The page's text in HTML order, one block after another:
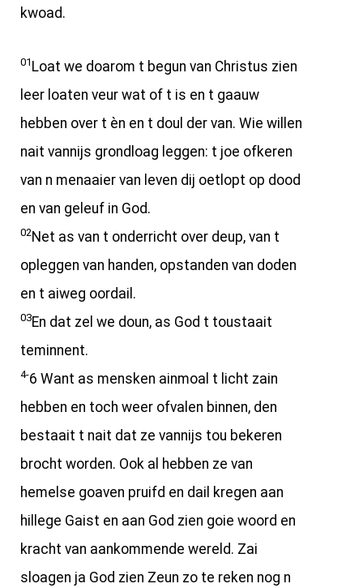
kwoad.
01 Loat we doarom t begun van Christus zien
leer loaten veur wat of t is en t gaauw
hebben over t èn en t doul der van. Wie willen
nait vannijs grondloag leggen: t joe ofkeren
van n menaaier van leven dij oetlopt op dood
en van geleuf in God.
02Net as van t onderricht over deup, van t
opleggen van handen, opstanden van doden
en t aiweg oordail.
03En dat zel we doun, as God t toustaait
teminnent.
4-6 Want as mensken ainmoal t licht zain
hebben en toch weer ofvalen binnen, den
bestaait t nait dat ze vannijs tou bekeren
brocht worden. Ook al hebben ze van
hemelse goaven pruifd en dail kregen aan
hillege Gaist en aan God zien goie woord en
kracht van aankommende wereld. Zai
sloagen ja God zien Zeun zo te reken nog n